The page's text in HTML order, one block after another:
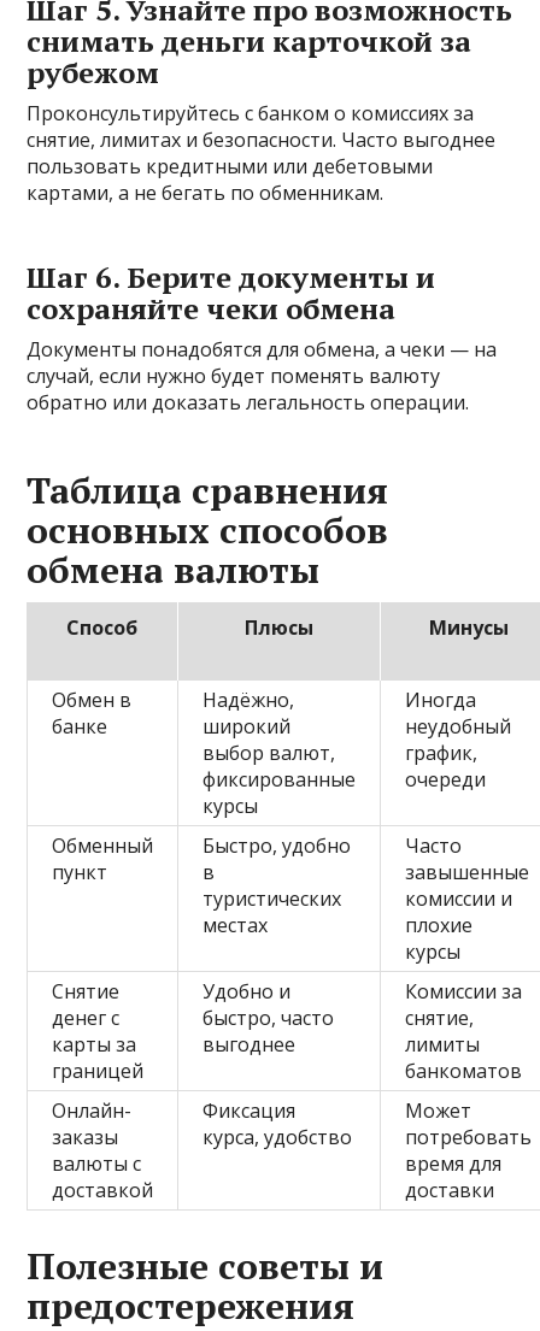
Шаг 5. Узнайте про возможность
снимать деньги карточкой за
рубежом
Проконсультируйтесь с банком о комиссиях за
снятие, лимитах и безопасности. Часто выгоднее
пользовать кредитными или дебетовыми
картами, а не бегать по обменникам.
Шаг 6. Берите документы и
сохраняйте чеки обмена
Документы понадобятся для обмена, а чеки — на
случай, если нужно будет поменять валюту
обратно или доказать легальность операции.
Таблица сравнения
основных способов
обмена валюты
Способ Плюсы Минусы
Обмен в
банке
Надёжно,
широкий
выбор валют,
фиксированные
курсы
Иногда
неудобный
график,
очереди
Обменный
пункт
Быстро, удобно
в
туристических
местах
Часто
завышенные
комиссии и
плохие
курсы
Снятие
денег с
карты за
границей
Удобно и
быстро, часто
выгоднее
Комиссии за
снятие,
лимиты
банкоматов
Онлайн-
заказы
валюты с
доставкой
Фиксация
курса, удобство
Может
потребовать
время для
доставки
Полезные советы и
предостережения